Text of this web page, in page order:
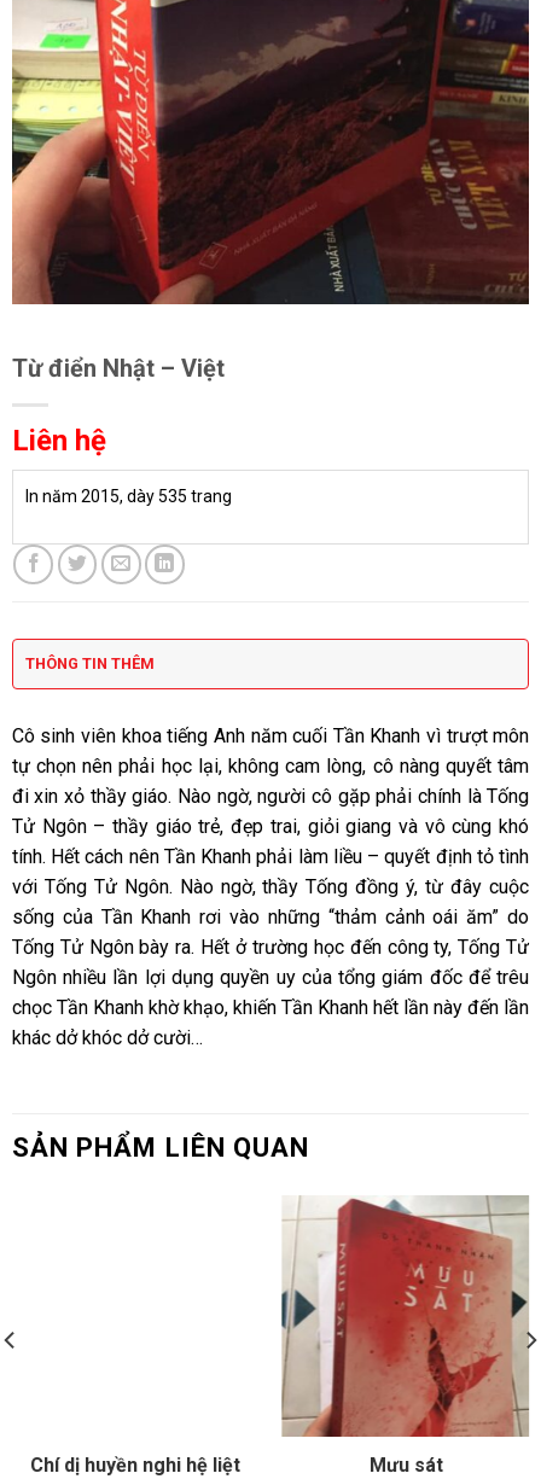
Từ điển Nhật – Việt
Liên hệ
In năm 2015, dày 535 trang
THÔNG TIN THÊM
Cô sinh viên khoa tiếng Anh năm cuối Tần Khanh vì trượt môn
tự chọn nên phải học lại, không cam lòng, cô nàng quyết tâm
đi xin xỏ thầy giáo. Nào ngờ, người cô gặp phải chính là Tống
Tử Ngôn – thầy giáo trẻ, đẹp trai, giỏi giang và vô cùng khó
tính. Hết cách nên Tần Khanh phải làm liều – quyết định tỏ tình
với Tống Tử Ngôn. Nào ngờ, thầy Tống đồng ý, từ đây cuộc
sống của Tần Khanh rơi vào những “thảm cảnh oái ăm” do
Tống Tử Ngôn bày ra. Hết ở trường học đến công ty, Tống Tử
Ngôn nhiều lần lợi dụng quyền uy của tổng giám đốc để trêu
chọc Tần Khanh khờ khạo, khiến Tần Khanh hết lần này đến lần
khác dở khóc dở cười…
SẢN PHẨM LIÊN QUAN
Chí dị huyền nghi hệ liệt Mưu sát